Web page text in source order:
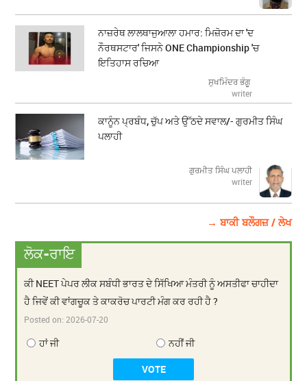
ਨਾਜ਼ਰੇਥ ਲਾਲਥਾਜੁਆਲਾ ਹਮਾਰ: ਮਿਜ਼ੋਰਮ ਦਾ 'ਦ
ਨੌਰਥਸਟਾਰ' ਜਿਸਨੇ ONE Championship 'ਚ
ਇਤਿਹਾਸ ਰਚਿਆ
ਸੁਖਮਿੰਦਰ ਭੰਗੂ
writer
ਕਾਨੂੰਨ ਪ੍ਰਬੰਧ, ਚੁੱਪ ਅਤੇ ਉੱਠਦੇ ਸਵਾਲ/- ਗੁਰਮੀਤ ਸਿੰਘ
ਪਲਾਹੀ
ਗੁਰਮੀਤ ਸਿੰਘ ਪਲਾਹੀ
writer
→ ਬਾਕੀ ਬਲੌਗਜ਼ / ਲੇਖ
ਲੋਕ-ਰਾਇ
ਕੀ NEET ਪੇਪਰ ਲੀਕ ਸਬੰਧੀ ਭਾਰਤ ਦੇ ਸਿੱਖਿਆ ਮੰਤਰੀ ਨੂੰ ਅਸਤੀਫਾ ਚਾਹੀਦਾ
ਹੈ ਜਿਵੇਂ ਕੀ ਵਾਂਗਚੂਕ ਤੇ ਕਾਕਰੋਚ ਪਾਰਟੀ ਮੰਗ ਕਰ ਰਹੀ ਹੈ ?
Posted on:2026-07-20
ਹਾਂ ਜੀ ਨਹੀਂ ਜੀ